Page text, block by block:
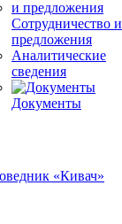
Сотрудничество и
предложения
Аналитические
сведения
Документы